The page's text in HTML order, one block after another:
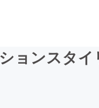
ョンスタ